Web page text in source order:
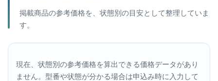
掲載商品の参考価格を、状態別の目安として整理していま
す。
現在、状態別の参考価格を算出できる価格データがあり
ません。型番や状態が分かる場合は申込み時に入力して